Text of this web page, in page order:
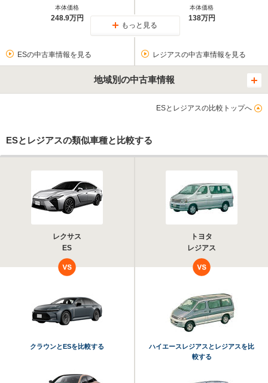
本体価格
248.9万円
本体価格
138万円
もっと見る
ESの中古車情報を見る レジアスの中古車情報を見る
地域別の中古車情報
ESとレジアスの比較トップへ
ESとレジアスの類似車種と比較する
レクサス
ES
トヨタ
レジアス
クラウンとESを比較する
ハイエースレジアスとレジアスを比
較する